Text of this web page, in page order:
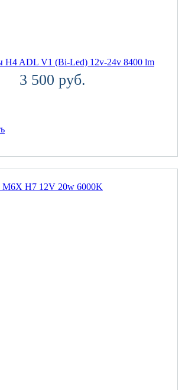
ADL V1 (Bi-Led) 12v-24v 8400 lm
3 500 руб.